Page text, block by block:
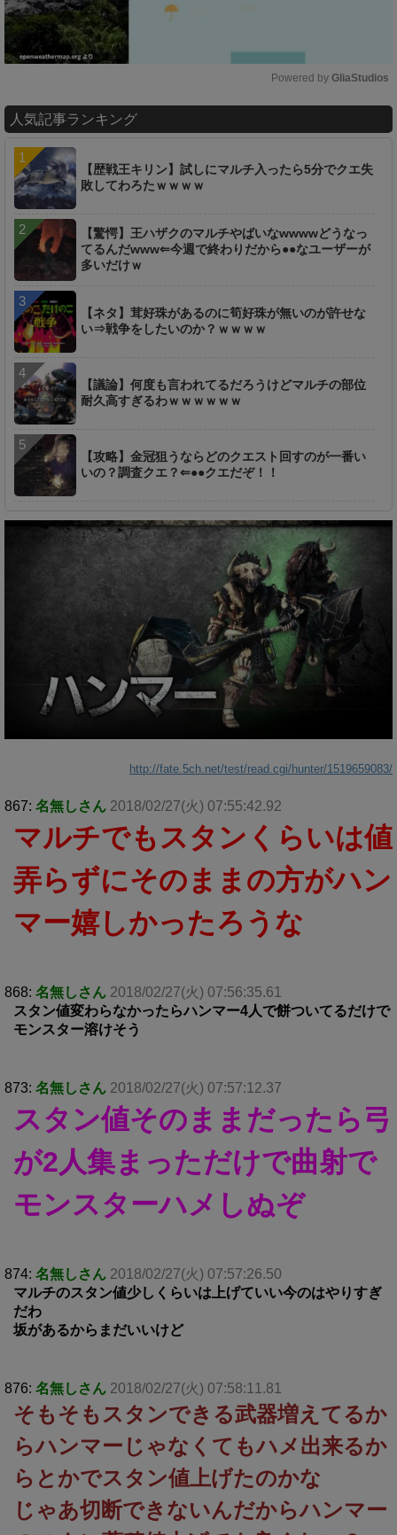
u
e
Powered by GliaStudios
人気記事ランキング
【歴戦王キリン】試しにマルチ入ったら5分でクエ失
敗してわろたｗｗｗｗ
【驚愕】王ハザクのマルチやばいなwwwwどうなっ
てるんだwww⇐今週で終わりだから●●なユーザーが
多いだけｗ
【ネタ】茸好珠があるのに筍好珠が無いのが許せな
い⇒戦争をしたいのか？ｗｗｗｗ
【議論】何度も言われてるだろうけどマルチの部位
耐久高すぎるわｗｗｗｗｗｗ
【攻略】金冠狙うならどのクエスト回すのが一番い
いの？調査クエ？⇐●●クエだぞ！！
http://fate.5ch.net/test/read.cgi/hunter/1519659083/
867: 名無しさん 2018/02/27(火) 07:55:42.92
マルチでもスタンくらいは値
弄らずにそのままの方がハン
マー嬉しかったろうな
868: 名無しさん 2018/02/27(火) 07:56:35.61
スタン値変わらなかったらハンマー4人で餅ついてるだけで
モンスター溶けそう
873: 名無しさん 2018/02/27(火) 07:57:12.37
スタン値そのままだったら弓
が2人集まっただけで曲射で
モンスターハメしぬぞ
874: 名無しさん 2018/02/27(火) 07:57:26.50
マルチのスタン値少しくらいは上げていい今のはやりすぎ
だわ
坂があるからまだいいけど
876: 名無しさん 2018/02/27(火) 07:58:11.81
そもそもスタンできる武器増えてるか
らハンマーじゃなくてもハメ出来るか
らとかでスタン値上げたのかな
じゃあ切断できないんだからハンマー